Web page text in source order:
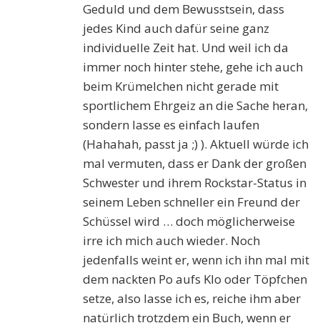
Geduld und dem Bewusstsein, dass
jedes Kind auch dafür seine ganz
individuelle Zeit hat. Und weil ich da
immer noch hinter stehe, gehe ich auch
beim Krümelchen nicht gerade mit
sportlichem Ehrgeiz an die Sache heran,
sondern lasse es einfach laufen
(Hahahah, passt ja ;) ). Aktuell würde ich
mal vermuten, dass er Dank der großen
Schwester und ihrem Rockstar-Status in
seinem Leben schneller ein Freund der
Schüssel wird … doch möglicherweise
irre ich mich auch wieder. Noch
jedenfalls weint er, wenn ich ihn mal mit
dem nackten Po aufs Klo oder Töpfchen
setze, also lasse ich es, reiche ihm aber
natürlich trotzdem ein Buch, wenn er